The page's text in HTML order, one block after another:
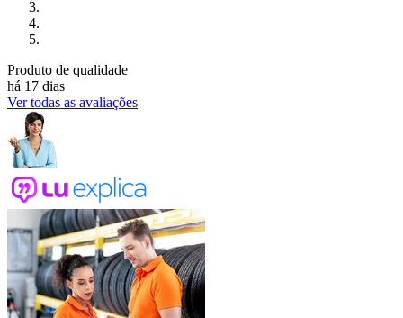
Produto de qualidade
há 17 dias
Ver todas as avaliações